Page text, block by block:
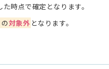
時点で確定となります。
対象外 となります。